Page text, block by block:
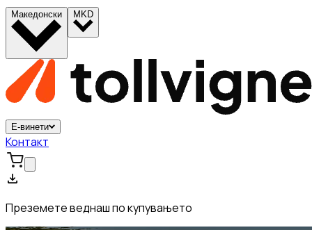
Македонски MKD
Е-винети
Контакт
Преземете веднаш по купувањето